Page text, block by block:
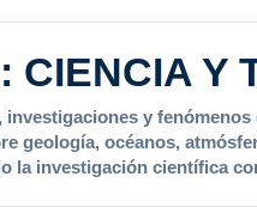
CIENCIA Y
y
geología, océanos,
la investigación científica